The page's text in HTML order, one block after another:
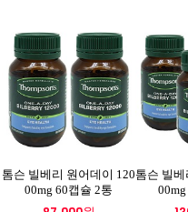
톰슨 빌베리 원어데이 120
00mg 60캡슐 2통
톰슨 빌